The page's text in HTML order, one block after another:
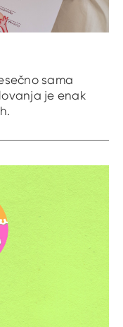
sama
je enak